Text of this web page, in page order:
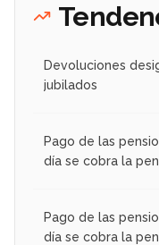
Devoluciones
jubilados
Pago de las
día se cobra la
Pago de las
día se cobra la